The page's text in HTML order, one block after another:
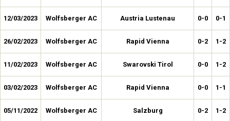
12/03/2023 Wolfsberger AC Austria Lustenau 0-0 0-1
26/02/2023 Wolfsberger AC Rapid Vienna 0-2 1-2
11/02/2023 Wolfsberger AC Swarovski Tirol 0-0 1-2
03/02/2023 Wolfsberger AC Rapid Vienna 0-0 1-1
05/11/2022 Wolfsberger AC Salzburg 0-2 1-2